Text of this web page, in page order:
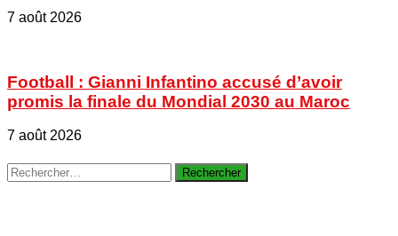
7 août 2026
Football : Gianni Infantino accusé d’avoir
promis la finale du Mondial 2030 au Maroc
7 août 2026
Rechercher :